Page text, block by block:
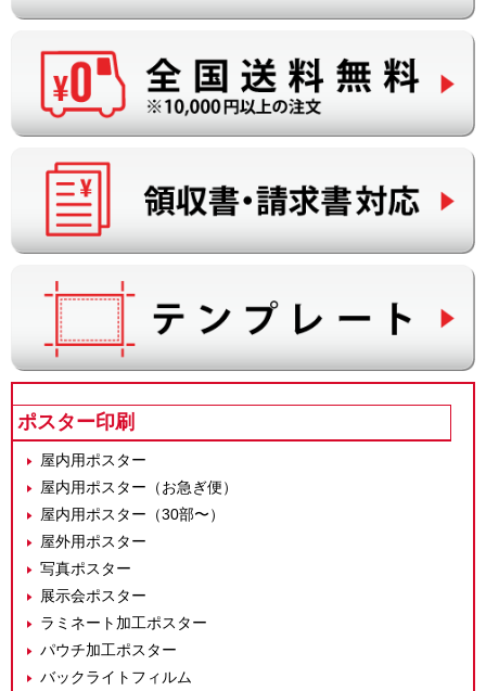
ポスター印刷
屋内用ポスター
屋内用ポスター（お急ぎ便）
屋内用ポスター（30部〜）
屋外用ポスター
写真ポスター
展示会ポスター
ラミネート加工ポスター
パウチ加工ポスター
バックライトフィルム